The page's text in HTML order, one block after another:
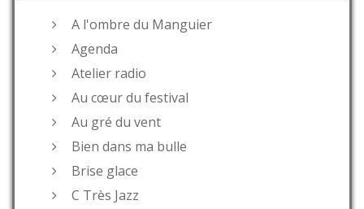
A l'ombre du Manguier
Agenda
Atelier radio
Au cœur du festival
Au gré du vent
Bien dans ma bulle
Brise glace
C Très Jazz